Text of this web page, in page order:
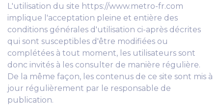
L'utilisation du site https://www.metro-fr.com
implique l'acceptation pleine et entière des
conditions générales d'utilisation ci-après décrites
qui sont susceptibles d'être modifiées ou
complétées à tout moment, les utilisateurs sont
donc invités à les consulter de manière régulière.
De la même façon, les contenus de ce site sont mis à
jour régulièrement par le responsable de
publication.